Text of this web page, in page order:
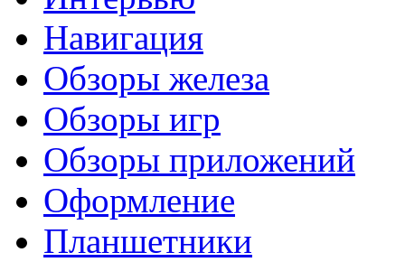
Навигация
Обзоры железа
Обзоры игр
Обзоры приложений
Оформление
Планшетники